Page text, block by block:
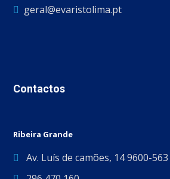
geral@evaristolima.pt
Contactos
Ribeira Grande
Av. Luís de camões, 14 9600-